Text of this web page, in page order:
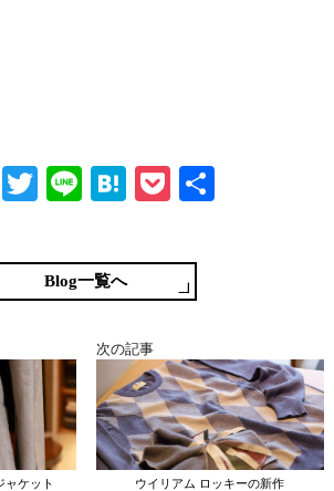
Fa T
tte
r
Li
H
en
a
P
ke
t
Blog一覧へ
ャケット
次の記事
ウイリアム ロッキーの新作